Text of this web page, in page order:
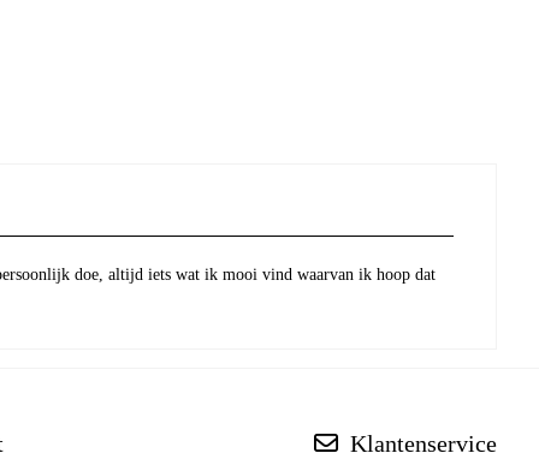
doe, altijd iets wat ik mooi vind waarvan ik hoop dat
Klantenservice